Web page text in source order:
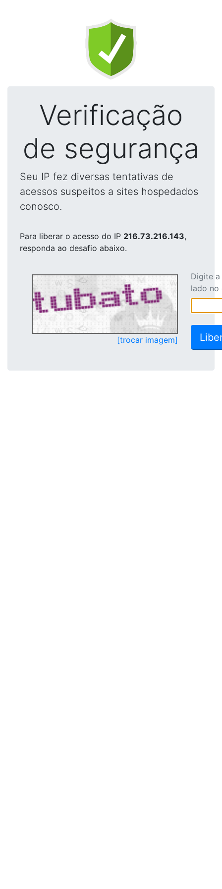
Verificação
de segurança
Seu IP fez diversas tentativas de
acessos suspeitos a sites hospedados
conosco.
Para liberar o acesso do IP 216.73.216.143,
responda ao desafio abaixo.
[trocar imagem]
Digite
lado no